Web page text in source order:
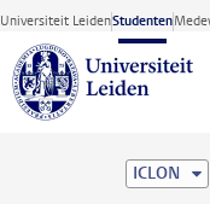
Ga direct naar de
Universiteit LeidenStudenten
ICLON